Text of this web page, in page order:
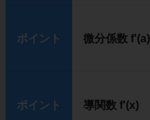
ポイント 微分係数 f'(a)
ポイント 導関数 f'(x)